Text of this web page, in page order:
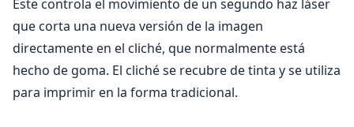
Éste controla el movimiento de un segundo haz láser
que corta una nueva versión de la imagen
directamente en el cliché, que normalmente está
hecho de goma. El cliché se recubre de tinta y se utiliza
para imprimir en la forma tradicional.